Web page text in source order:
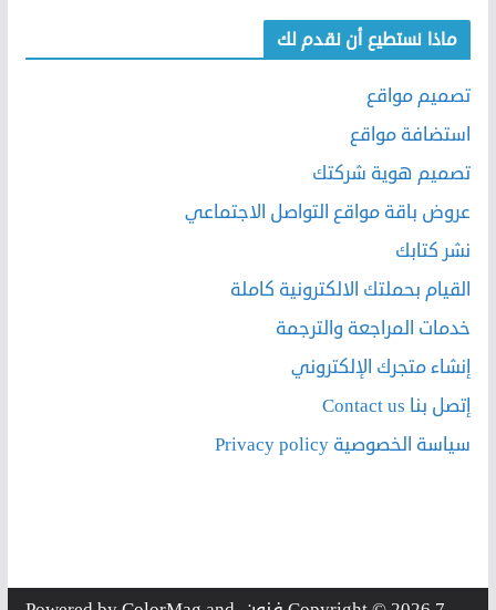
ماذا نستطيع أن نقدم لك
تصميم مواقع
استضافة مواقع
تصميم هوية شركتك
عروض باقة مواقع التواصل الاجتماعي
نشر كتابك
القيام بحملتك الالكترونية كاملة
خدمات المراجعة والترجمة
إنشاء متجرك الإلكتروني
إتصل بنا Contact us
سياسة الخصوصية Privacy policy